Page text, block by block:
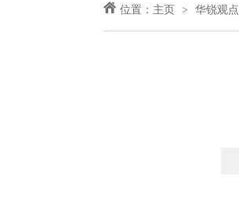
位置： 主页 华锐观点